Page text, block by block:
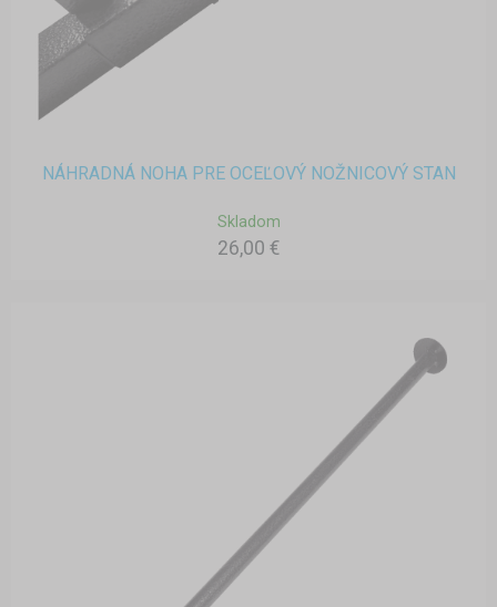
NÁHRADNÁ NOHA PRE OCEĽOVÝ NOŽNICOVÝ STAN
Skladom
26,00 €